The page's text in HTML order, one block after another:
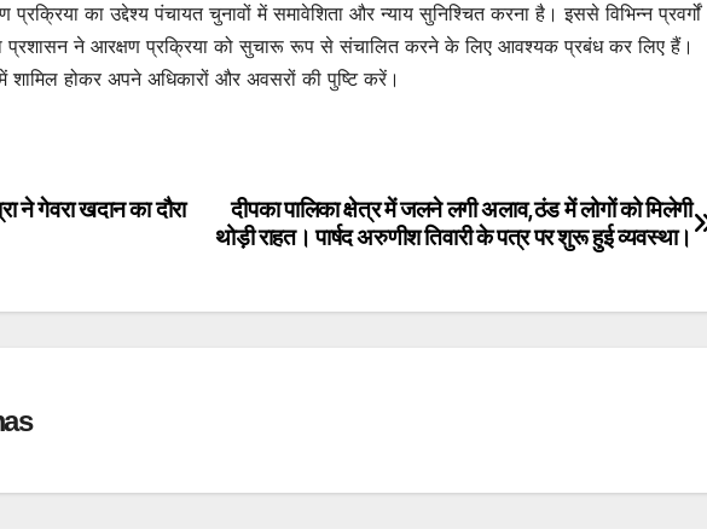
का उद्देश्य पंचायत चुनावों में समावेशिता और न्याय सुनिश्चित करना है। इससे विभिन्न प्रवर्गों
प्रशासन ने आरक्षण प्रक्रिया को सुचारू रूप से संचालित करने के लिए आवश्यक प्रबंध कर लिए हैं।
शामिल होकर अपने अधिकारों और अवसरों की पुष्टि करें।
दीपका पालिका क्षेत्र में जलने लगी अलाव,ठंड में लोगों को मिलेगी
थोड़ी राहत। पार्षद अरुणीश तिवारी के पत्र पर शुरू हुई व्यवस्था।
ने गेवरा खदान का दौरा